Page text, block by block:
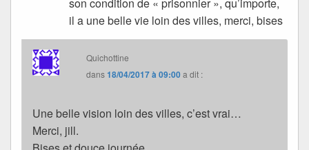
il a une belle vie loin des villes, merci, bises
Quichottine
dans18/04/2017 à 09:00a dit :
Une belle vision loin des villes, c’est vrai…
Merci, jill.